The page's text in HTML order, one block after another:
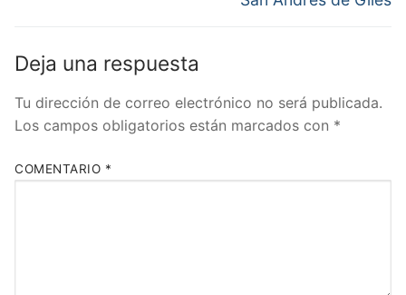
Deja una respuesta
Tu dirección de correo electrónico no será publicada.
Los campos obligatorios están marcados con *
COMENTARIO *